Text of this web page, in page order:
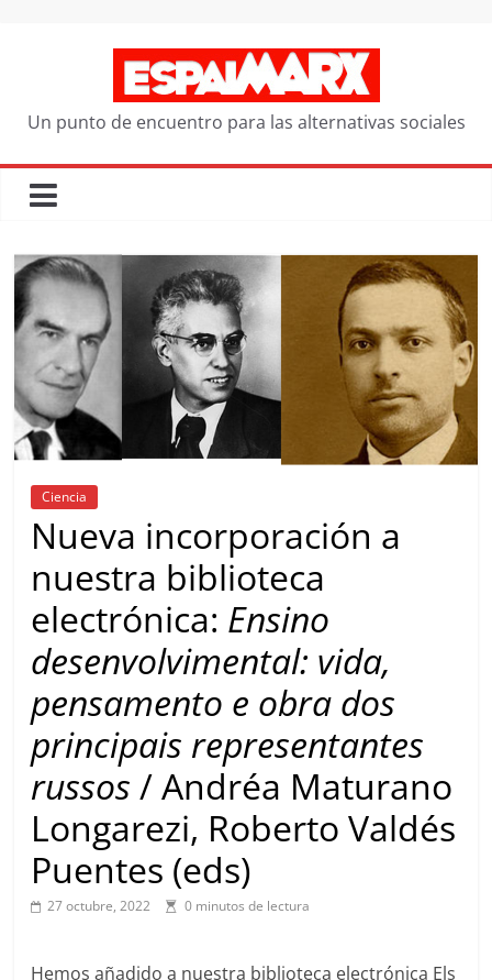
Un punto de encuentro para las alternativas sociales
Ciencia
Nueva incorporación a
nuestra biblioteca
electrónica: Ensino
desenvolvimental: vida,
pensamento e obra dos
principais representantes
russos / Andréa Maturano
Longarezi, Roberto Valdés
Puentes (eds)
27 octubre, 2022 0 minutos de lectura
Hemos añadido a nuestra biblioteca electrónica Els